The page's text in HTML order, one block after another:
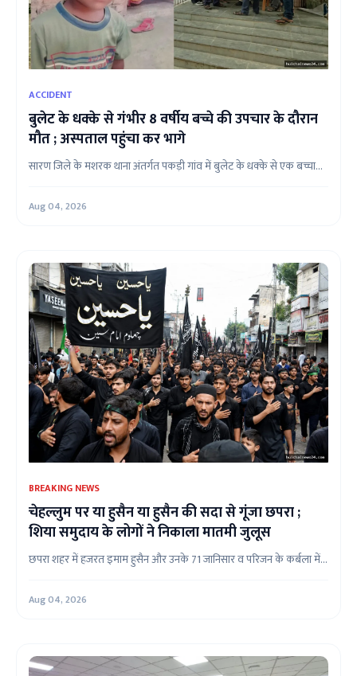
ACCIDENT
बुलेट के धक्के से गंभीर 8 वर्षीय बच्चे की उपचार के दौरान
मौत ; अस्पताल पहुंचा कर भागे
सारण जिले के मशरक थाना अंतर्गत पकड़ी गांव में बुलेट के धक्के से एक बच्चा...
Aug 04, 2026
BREAKING NEWS
चेहल्लुम पर या हुसैन या हुसैन की सदा से गूंजा छपरा ;
शिया समुदाय के लोगों ने निकाला मातमी जुलूस
छपरा शहर में हजरत इमाम हुसैन और उनके 71 जानिसार व परिजन के कर्बला में...
Aug 04, 2026